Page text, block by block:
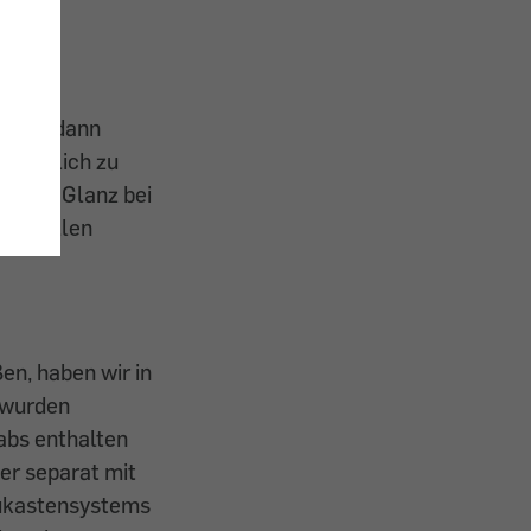
dann
zu
Glanz bei
sollen
haben wir in
enthalten
separat mit